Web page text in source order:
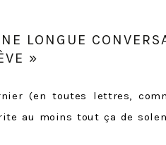
LONGUE
»
(en toutes lettres,
au moins tout ça de